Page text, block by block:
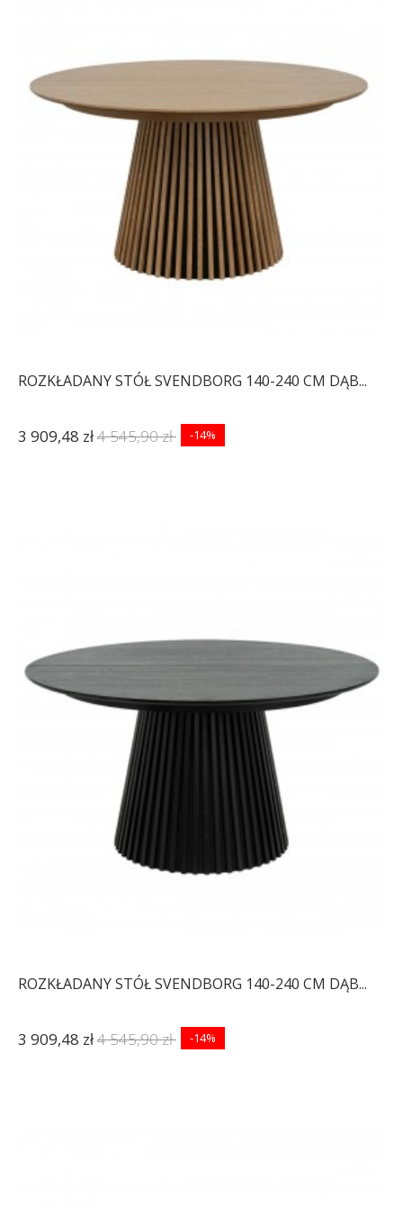
ROZKŁADANY STÓŁ SVENDBORG 140-240 CM DĄB...
3 909,48 zł4 545,90 zł -14%
ROZKŁADANY STÓŁ SVENDBORG 140-240 CM DĄB...
3 909,48 zł4 545,90 zł -14%